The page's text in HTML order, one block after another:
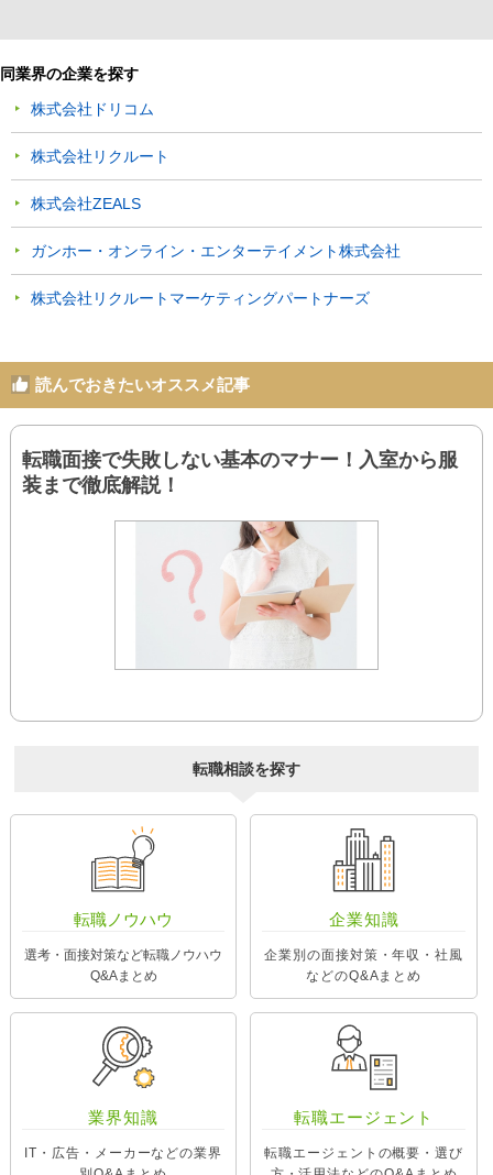
同業界の企業を探す
株式会社ドリコム
株式会社リクルート
株式会社ZEALS
ガンホー・オンライン・エンターテイメント株式会社
株式会社リクルートマーケティングパートナーズ
読んでおきたいオススメ記事
転職面接で失敗しない基本のマナー！入室から服
装まで徹底解説！
転職相談を探す
転職ノウハウ
選考・面接対策など転職ノウハウ
Q&Aまとめ
企業知識
企業別の面接対策・年収・社風
などのQ&Aまとめ
業界知識
IT・広告・メーカーなどの業界
転職エージェント
転職エージェントの概要・選び